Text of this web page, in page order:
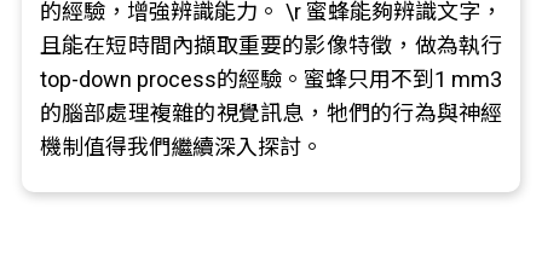
的經驗，增強辨識能力。 \r 蜜蜂能夠辨識文字，
且能在短時間內擷取重要的影像特徵，做為執行
top-down process的經驗。蜜蜂只用不到1 mm3
的腦部處理複雜的視覺訊息，牠們的行為與神經
機制值得我們繼續深入探討。